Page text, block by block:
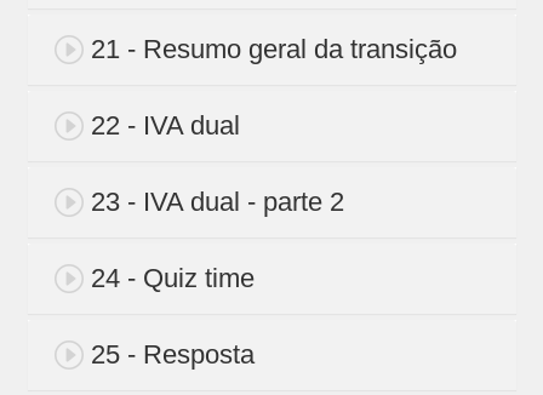
21 - Resumo geral da transição
22 - IVA dual
23 - IVA dual - parte 2
24 - Quiz time
25 - Resposta